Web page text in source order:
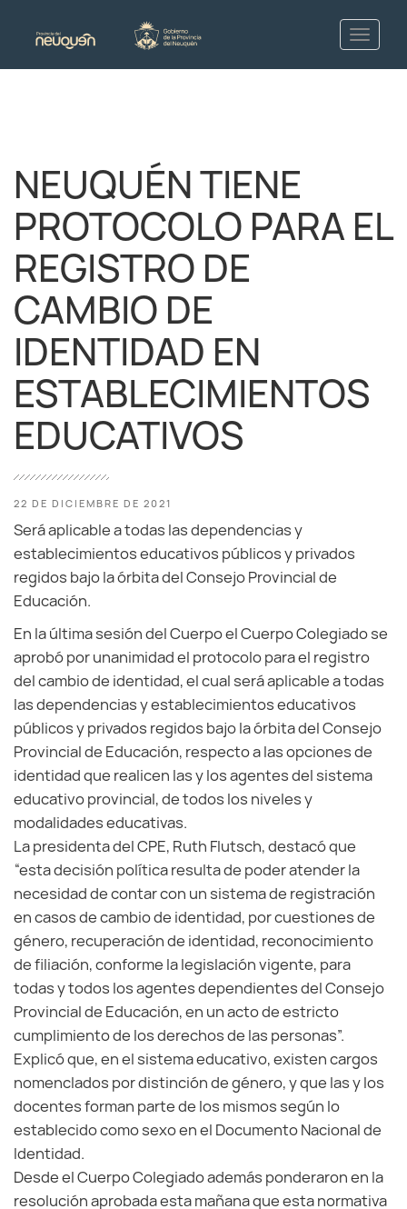
NEUQUÉN TIENE
PROTOCOLO PARA EL
REGISTRO DE
CAMBIO DE
IDENTIDAD EN
ESTABLECIMIENTOS
EDUCATIVOS
22 DE DICIEMBRE DE 2021
Será aplicable a todas las dependencias y
establecimientos educativos públicos y privados
regidos bajo la órbita del Consejo Provincial de
Educación.
En la última sesión del Cuerpo el Cuerpo Colegiado se
aprobó por unanimidad el protocolo para el registro
del cambio de identidad, el cual será aplicable a todas
las dependencias y establecimientos educativos
públicos y privados regidos bajo la órbita del Consejo
Provincial de Educación, respecto a las opciones de
identidad que realicen las y los agentes del sistema
educativo provincial, de todos los niveles y
modalidades educativas.
La presidenta del CPE, Ruth Flutsch, destacó que
“esta decisión política resulta de poder atender la
necesidad de contar con un sistema de registración
en casos de cambio de identidad, por cuestiones de
género, recuperación de identidad, reconocimiento
de filiación, conforme la legislación vigente, para
todas y todos los agentes dependientes del Consejo
Provincial de Educación, en un acto de estricto
cumplimiento de los derechos de las personas”.
Explicó que, en el sistema educativo, existen cargos
nomenclados por distinción de género, y que las y los
docentes forman parte de los mismos según lo
establecido como sexo en el Documento Nacional de
Identidad.
Desde el Cuerpo Colegiado además ponderaron en la
resolución aprobada esta mañana que esta normativa